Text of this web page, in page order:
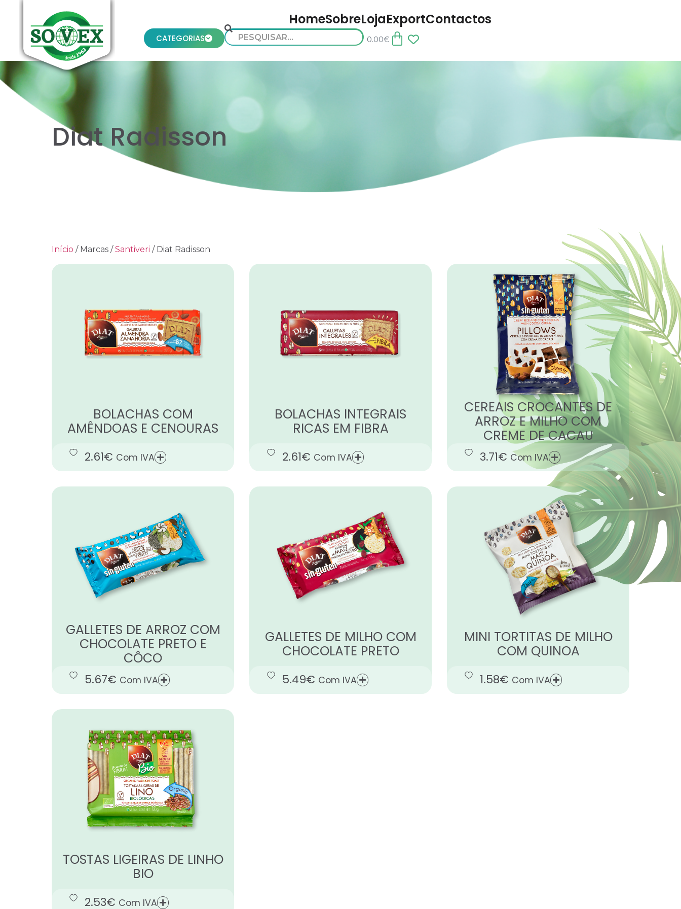
HomeSobreLojaExportContactos
CATEGORIAS 0.00€
Diat Radisson
Início / Marcas /Santiveri / Diat Radisson
BOLACHAS COM
AMÊNDOAS E CENOURAS
2.61€ Com IVA
BOLACHAS INTEGRAIS
RICAS EM FIBRA
2.61€ Com IVA
CEREAIS CROCANTES DE
ARROZ E MILHO COM
CREME DE CACAU
3.71€ Com IVA
GALLETES DE ARROZ COM
CHOCOLATE PRETO E
CÔCO
5.67€ Com IVA
GALLETES DE MILHO COM
CHOCOLATE PRETO
5.49€ Com IVA
MINI TORTITAS DE MILHO
COM QUINOA
1.58€ Com IVA
TOSTAS LIGEIRAS DE LINHO
BIO
2.53€ Com IVA